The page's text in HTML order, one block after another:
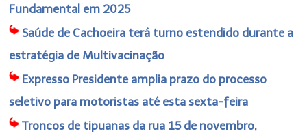
Fundamental em 2025
Saúde de Cachoeira terá turno estendido durante a
estratégia de Multivacinação
Expresso Presidente amplia prazo do processo
seletivo para motoristas até esta sexta-feira
Troncos de tipuanas da rua 15 de novembro,